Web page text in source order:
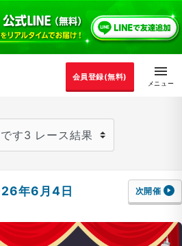
会員登録(無料)
年6月4日 次開催